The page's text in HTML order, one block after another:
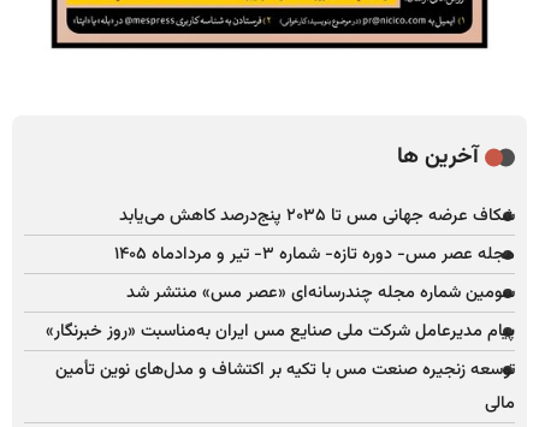
آخرین ها
شکاف عرضه جهانی مس تا ۲۰۳۵ پنج‌درصد کاهش می‌یابد
مجله عصر مس- دوره تازه- شماره ۳- تیر و مردادماه ۱۴۰۵
سومین شماره مجله چندرسانه‌ای «عصر مس» منتشر شد
پیام مدیرعامل شرکت ملی صنایع مس ایران به‌مناسبت «روز خبرنگار»
توسعه زنجیره صنعت مس با تکیه بر اکتشاف و مدل‌های نوین تأمین
مالی